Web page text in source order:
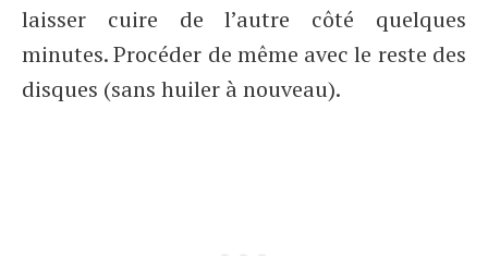
laisser cuire de l’autre côté quelques
minutes. Procéder de même avec le reste des
disques (sans huiler à nouveau).